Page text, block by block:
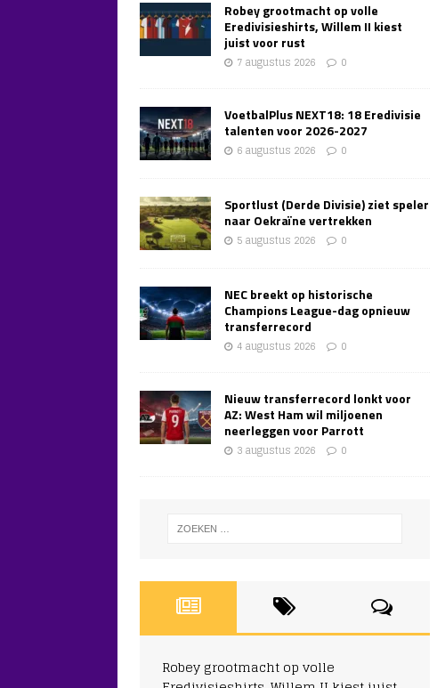
Robey grootmacht op volle
Eredivisieshirts, Willem II kiest
juist voor rust
7 augustus 2026 0
VoetbalPlus NEXT18: 18 Eredivisie
talenten voor 2026-2027
6 augustus 2026 0
Sportlust (Derde Divisie) ziet speler
naar Oekraïne vertrekken
5 augustus 2026 0
NEC breekt op historische
Champions League-dag opnieuw
transferrecord
4 augustus 2026 0
Nieuw transferrecord lonkt voor
AZ: West Ham wil miljoenen
neerleggen voor Parrott
3 augustus 2026 0
Robey grootmacht op volle